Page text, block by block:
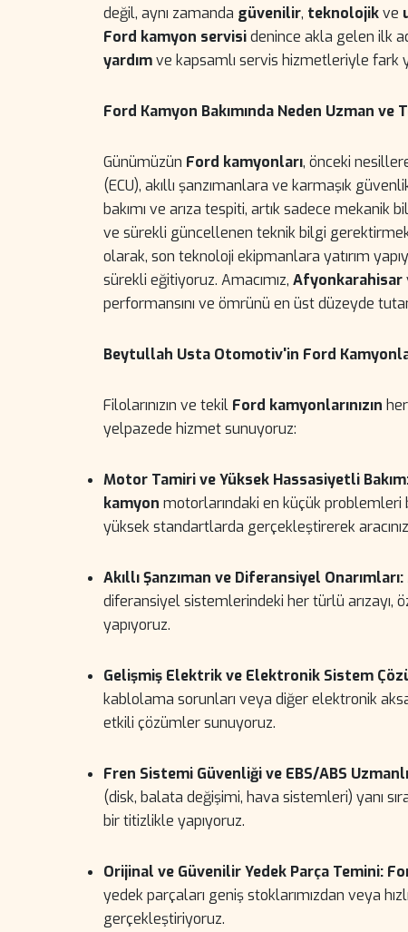
değil, aynı zamanda güvenilir, teknolojikve
Ford kamyon servisidenince akla gelen ilk
yardımve kapsamlı servis hizmetleriyle fark
Ford Kamyon Bakımında Neden Uzman ve
Günümüzün Ford kamyonları, önceki
(ECU), akıllı şanzımanlara ve karmaşık
bakımı ve arıza tespiti, artık sadece
ve sürekli güncellenen teknik bilgi
olarak, son teknoloji ekipmanlara yatırım
sürekli eğitiyoruz. Amacımız, Afyonkarahisar
performansını ve ömrünü en üst düzeyde
Beytullah Usta Otomotiv'in Ford
Filolarınızın ve tekil Ford kamyonlarınızın
yelpazede hizmet sunuyoruz:
Motor Tamiri ve Yüksek Hassasiyetli
kamyon motorlarındaki en küçük problemleri
yüksek standartlarda gerçekleştirerek
Akıllı Şanzıman ve Diferansiyel Onarımları:
diferansiyel sistemlerindeki her türlü arızayı,
yapıyoruz.
Gelişmiş Elektrik ve Elektronik Sistem
kablolama sorunları veya diğer elektronik
etkili çözümler sunuyoruz.
Fren Sistemi Güvenliği ve EBS/ABS
(disk, balata değişimi, hava sistemleri) yanı
bir titizlikle yapıyoruz.
Orijinal ve Güvenilir Yedek Parça Temini:
yedek parçaları geniş stoklarımızdan veya
gerçekleştiriyoruz.